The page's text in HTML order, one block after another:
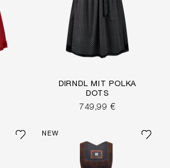
DIRNDL MIT POLKA
DOTS
749,99 €
NEW